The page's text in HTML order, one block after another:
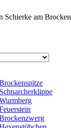
Schierke am Brocken